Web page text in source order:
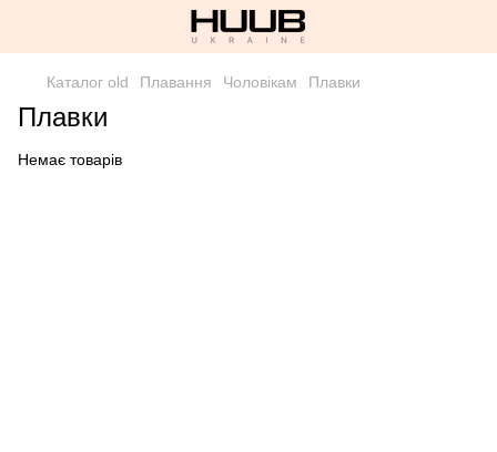
Каталог old Плавання Чоловікам Плавки
Плавки
Немає товарів